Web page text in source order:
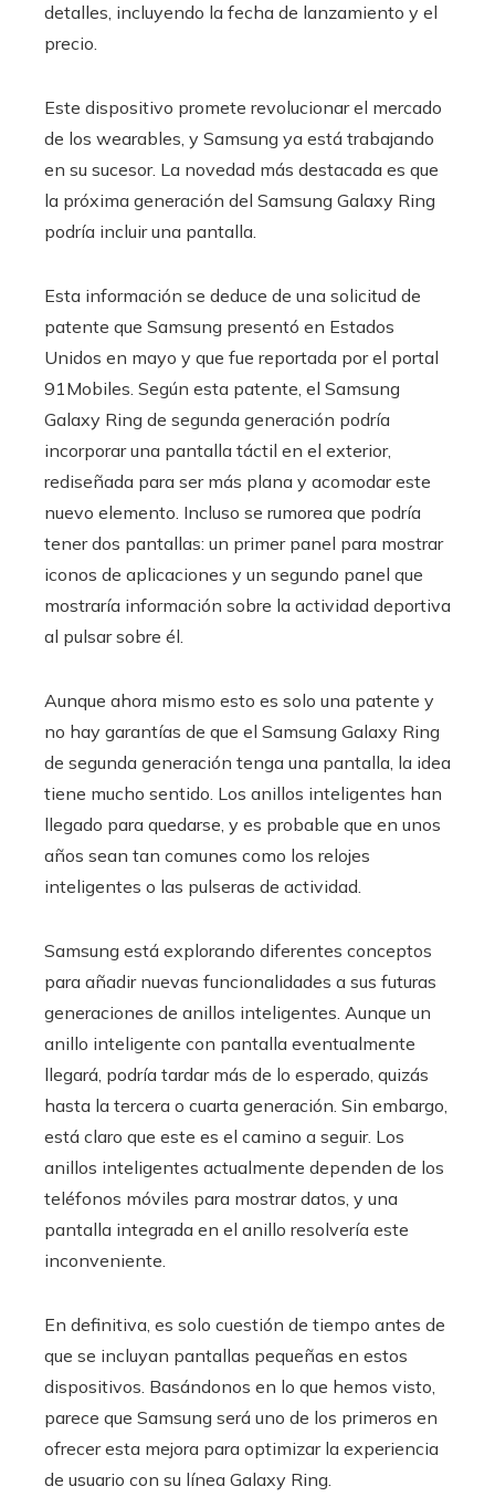
detalles, incluyendo la fecha de lanzamiento y el
precio.
Este dispositivo promete revolucionar el mercado
de los wearables, y Samsung ya está trabajando
en su sucesor. La novedad más destacada es que
la próxima generación del Samsung Galaxy Ring
podría incluir una pantalla.
Esta información se deduce de una solicitud de
patente que Samsung presentó en Estados
Unidos en mayo y que fue reportada por el portal
91Mobiles. Según esta patente, el Samsung
Galaxy Ring de segunda generación podría
incorporar una pantalla táctil en el exterior,
rediseñada para ser más plana y acomodar este
nuevo elemento. Incluso se rumorea que podría
tener dos pantallas: un primer panel para mostrar
iconos de aplicaciones y un segundo panel que
mostraría información sobre la actividad deportiva
al pulsar sobre él.
Aunque ahora mismo esto es solo una patente y
no hay garantías de que el Samsung Galaxy Ring
de segunda generación tenga una pantalla, la idea
tiene mucho sentido. Los anillos inteligentes han
llegado para quedarse, y es probable que en unos
años sean tan comunes como los relojes
inteligentes o las pulseras de actividad.
Samsung está explorando diferentes conceptos
para añadir nuevas funcionalidades a sus futuras
generaciones de anillos inteligentes. Aunque un
anillo inteligente con pantalla eventualmente
llegará, podría tardar más de lo esperado, quizás
hasta la tercera o cuarta generación. Sin embargo,
está claro que este es el camino a seguir. Los
anillos inteligentes actualmente dependen de los
teléfonos móviles para mostrar datos, y una
pantalla integrada en el anillo resolvería este
inconveniente.
En definitiva, es solo cuestión de tiempo antes de
que se incluyan pantallas pequeñas en estos
dispositivos. Basándonos en lo que hemos visto,
parece que Samsung será uno de los primeros en
ofrecer esta mejora para optimizar la experiencia
de usuario con su línea Galaxy Ring.